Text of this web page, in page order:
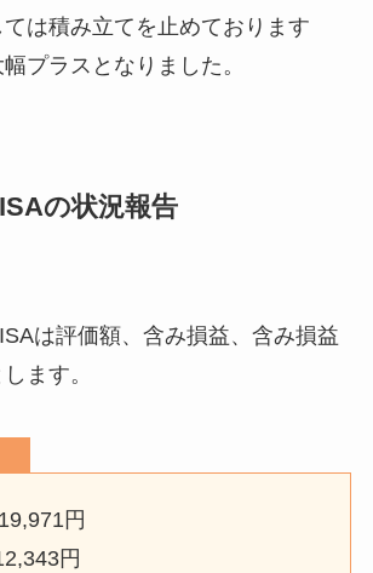
は積み立てを止めております
プラスとなりました。
の状況報告
は評価額、含み損益、含み損益
ます。
円
円